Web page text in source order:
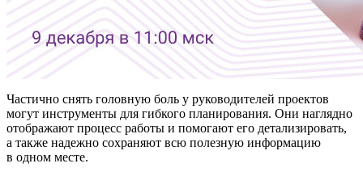
Частично снять головную боль у руководителей проектов
могут инструменты для гибкого планирования. Они наглядно
отображают процесс работы и помогают его детализировать,
а также надежно сохраняют всю полезную информацию
в одном месте.